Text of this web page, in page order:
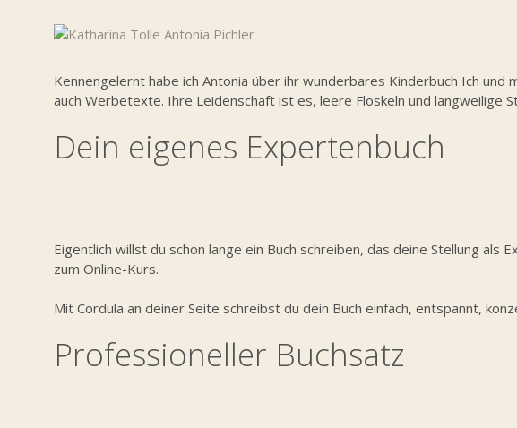
Kennengelernt habe ich Antonia über ihr wunderbares Kinderbuch Ich
auch Werbetexte. Ihre Leidenschaft ist es, leere Floskeln und langweilige
Dein eigenes Expertenbuch
Eigentlich willst du schon lange ein Buch schreiben, das deine Stellung
zum Online-Kurs.
Mit Cordula an deiner Seite schreibst du dein Buch einfach, entspannt,
Professioneller Buchsatz